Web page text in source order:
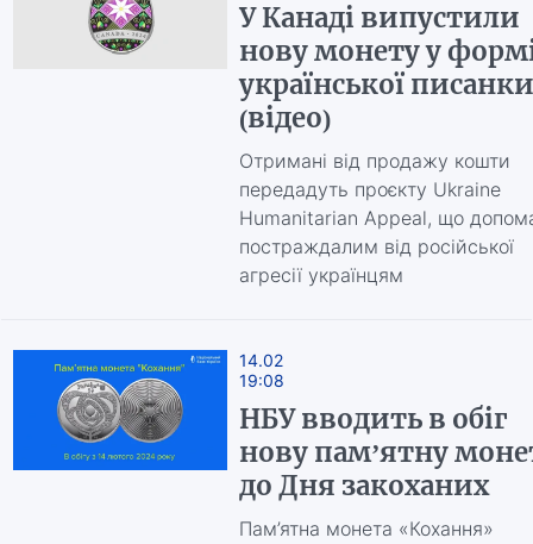
У Канаді випустили
нову монету у
української писанки
(відео)
Отримані від продажу кошти
передадуть проєкту Ukraine
Humanitarian Appeal, що
постраждалим від російської
агресії українцям
14.02
19:08
НБУ вводить в обіг
нову пам’ятну
до Дня закоханих
Пам’ятна монета «Кохання»